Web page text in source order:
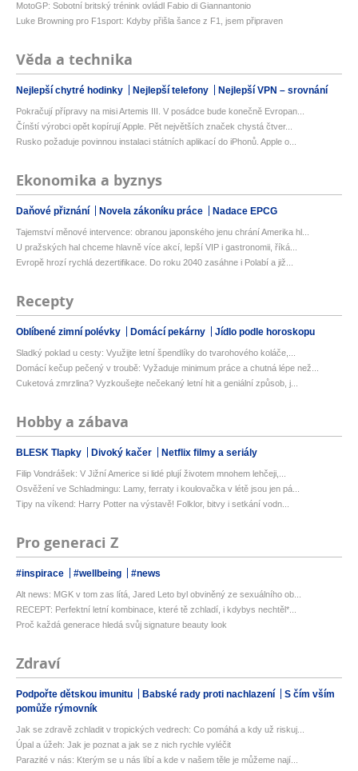
MotoGP: Sobotní britský trénink ovládl Fabio di Giannantonio
Luke Browning pro F1sport: Kdyby přišla šance z F1, jsem připraven
Věda a technika
Nejlepší chytré hodinky Nejlepší telefony Nejlepší VPN – srovnání
Pokračují přípravy na misi Artemis III. V posádce bude konečně Evropan...
Čínští výrobci opět kopírují Apple. Pět největších značek chystá čtver...
Rusko požaduje povinnou instalaci státních aplikací do iPhonů. Apple o...
Ekonomika a byznys
Daňové přiznání Novela zákoníku práce Nadace EPCG
Tajemství měnové intervence: obranou japonského jenu chrání Amerika hl...
U pražských hal chceme hlavně více akcí, lepší VIP i gastronomii, říká...
Evropě hrozí rychlá dezertifikace. Do roku 2040 zasáhne i Polabí a již...
Recepty
Oblíbené zimní polévky Domácí pekárny Jídlo podle horoskopu
Sladký poklad u cesty: Využijte letní špendlíky do tvarohového koláče,...
Domácí kečup pečený v troubě: Vyžaduje minimum práce a chutná lépe než...
Cuketová zmrzlina? Vyzkoušejte nečekaný letní hit a geniální způsob, j...
Hobby a zábava
BLESK Tlapky Divoký kačer Netflix filmy a seriály
Filip Vondrášek: V Jižní Americe si lidé plují životem mnohem lehčeji,...
Osvěžení ve Schladmingu: Lamy, ferraty i koulovačka v létě jsou jen pá...
Tipy na víkend: Harry Potter na výstavě! Folklor, bitvy i setkání vodn...
Pro generaci Z
#inspirace #wellbeing #news
Alt news: MGK v tom zas lítá, Jared Leto byl obviněný ze sexuálního ob...
RECEPT: Perfektní letní kombinace, které tě zchladí, i kdybys nechtěl*...
Proč každá generace hledá svůj signature beauty look
Zdraví
Podpořte dětskou imunitu Babské rady proti nachlazení
S čím vším
pomůže rýmovník
Jak se zdravě zchladit v tropických vedrech: Co pomáhá a kdy už riskuj...
Úpal a úžeh: Jak je poznat a jak se z nich rychle vyléčit
Parazité v nás: Kterým se u nás líbí a kde v našem těle je můžeme nají...